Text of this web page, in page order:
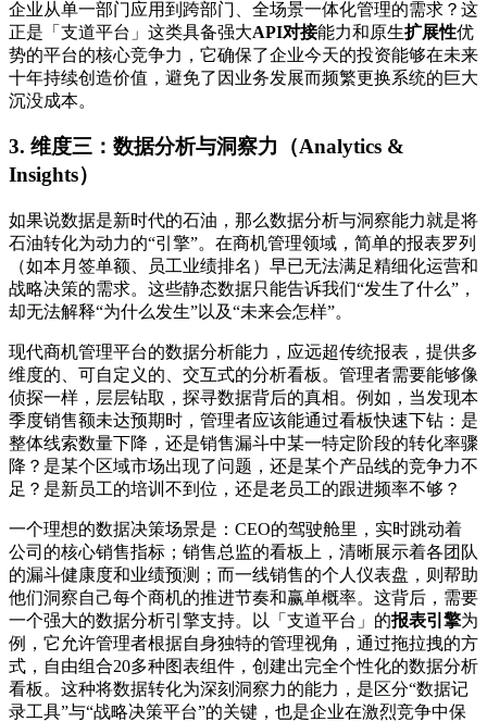
企业从单一部门应用到跨部门、全场景一体化管理的需求？这
正是「支道平台」这类具备强大API对接能力和原生扩展性优
势的平台的核心竞争力，它确保了企业今天的投资能够在未来
十年持续创造价值，避免了因业务发展而频繁更换系统的巨大
沉没成本。
3. 维度三：数据分析与洞察力（Analytics &
Insights）
如果说数据是新时代的石油，那么数据分析与洞察能力就是将
石油转化为动力的“引擎”。在商机管理领域，简单的报表罗列
（如本月签单额、员工业绩排名）早已无法满足精细化运营和
战略决策的需求。这些静态数据只能告诉我们“发生了什么”，
却无法解释“为什么发生”以及“未来会怎样”。
现代商机管理平台的数据分析能力，应远超传统报表，提供多
维度的、可自定义的、交互式的分析看板。管理者需要能够像
侦探一样，层层钻取，探寻数据背后的真相。例如，当发现本
季度销售额未达预期时，管理者应该能通过看板快速下钻：是
整体线索数量下降，还是销售漏斗中某一特定阶段的转化率骤
降？是某个区域市场出现了问题，还是某个产品线的竞争力不
足？是新员工的培训不到位，还是老员工的跟进频率不够？
一个理想的数据决策场景是：CEO的驾驶舱里，实时跳动着
公司的核心销售指标；销售总监的看板上，清晰展示着各团队
的漏斗健康度和业绩预测；而一线销售的个人仪表盘，则帮助
他们洞察自己每个商机的推进节奏和赢单概率。这背后，需要
一个强大的数据分析引擎支持。以「支道平台」的报表引擎为
例，它允许管理者根据自身独特的管理视角，通过拖拉拽的方
式，自由组合20多种图表组件，创建出完全个性化的数据分析
看板。这种将数据转化为深刻洞察力的能力，是区分“数据记
录工具”与“战略决策平台”的关键，也是企业在激烈竞争中保